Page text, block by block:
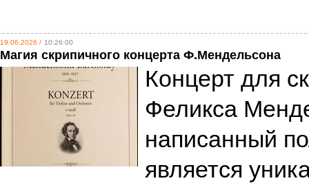
19.06.2026 / 10:26:00
Магия скрипичного концерта Ф.Мендельсона
Концерт для
Феликса
написанный
является